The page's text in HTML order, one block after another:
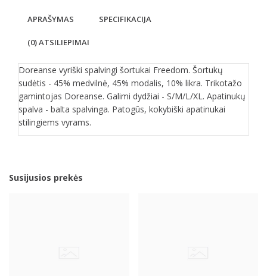
APRAŠYMAS SPECIFIKACIJA
(0) ATSILIEPIMAI
Doreanse vyriški spalvingi šortukai Freedom. Šortukų
sudėtis - 45% medvilnė, 45% modalis, 10% likra. Trikotažo
gamintojas Doreanse. Galimi dydžiai - S/M/L/XL. Apatinukų
spalva - balta spalvinga. Patogūs, kokybiški apatinukai
stilingiems vyrams.
Susijusios prekės